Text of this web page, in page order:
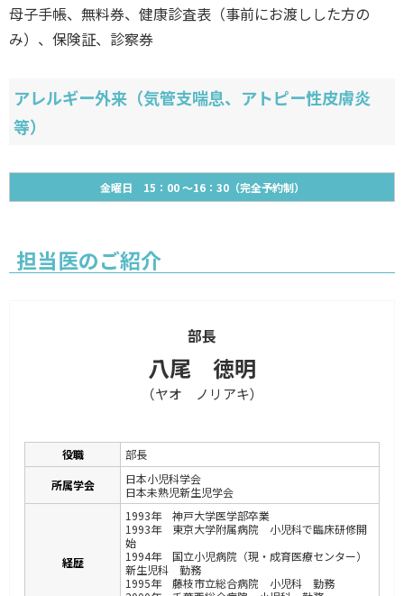
母子手帳、無料券、健康診査表（事前にお渡しした方の
み）、保険証、診察券
アレルギー外来（気管支喘息、アトピー性皮膚炎
等）
金曜日 15：00 ～16：30（完全予約制）
担当医のご紹介
部長
八尾 徳明
（ヤオ ノリアキ）
役職
部長
所属学会
日本小児科学会
日本未熟児新生児学会
経歴
1993年 神戸大学医学部卒業
1993年 東京大学附属病院 小児科で臨床研修開
始
1994年 国立小児病院（現・成育医療センター）
新生児科 勤務
1995年 藤枝市立総合病院 小児科 勤務